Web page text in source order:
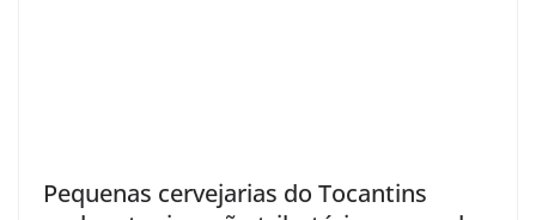
Pequenas cervejarias do Tocantins